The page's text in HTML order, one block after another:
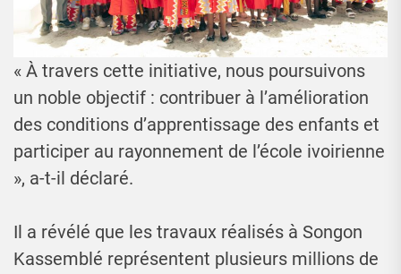
« À travers cette initiative, nous poursuivons
un noble objectif : contribuer à l’amélioration
des conditions d’apprentissage des enfants et
participer au rayonnement de l’école ivoirienne
», a-t-il déclaré.
Il a révélé que les travaux réalisés à Songon
Kassemblé représentent plusieurs millions de